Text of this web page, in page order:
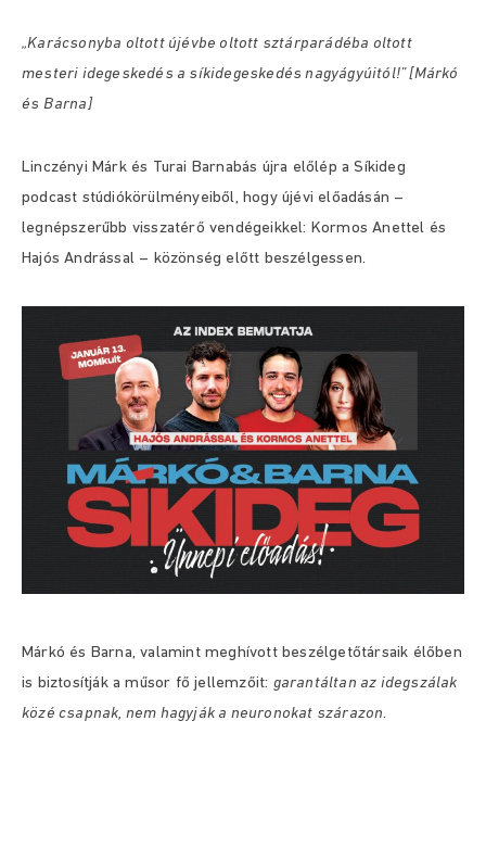
„Karácsonyba oltott újévbe oltott sztárparádéba oltott
mesteri idegeskedés a síkidegeskedés nagyágyúitól!” [Márkó
és Barna]
Linczényi Márk és Turai Barnabás újra előlép a Síkideg
podcast stúdiókörülményeiből, hogy újévi előadásán –
legnépszerűbb visszatérő vendégeikkel: Kormos Anettel és
Hajós Andrással – közönség előtt beszélgessen.
Márkó és Barna, valamint meghívott beszélgetőtársaik élőben
is biztosítják a műsor fő jellemzőit: garantáltan az idegszálak
közé csapnak, nem hagyják a neuronokat szárazon.